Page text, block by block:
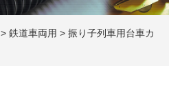
> 鉄道車両用 > 振り子列車用台車カ